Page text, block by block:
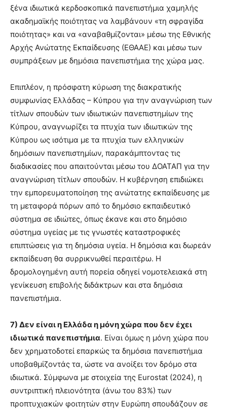
ξένα ιδιωτικά κερδοσκοπικά πανεπιστήμια χαμηλής
ακαδημαϊκής ποιότητας να λαμβάνουν «τη σφραγίδα
ποιότητας» και να «αναβαθμίζονται» μέσω της Εθνικής
Αρχής Ανώτατης Εκπαίδευσης (ΕΘΑΑΕ) και μέσω των
συμπράξεων με δημόσια πανεπιστήμια της χώρα μας.
Επιπλέον, η πρόσφατη κύρωση της διακρατικής
συμφωνίας Ελλάδας – Κύπρου για την αναγνώριση των
τίτλων σπουδών των ιδιωτικών πανεπιστημίων της
Κύπρου, αναγνωρίζει τα πτυχία των ιδιωτικών της
Κύπρου ως ισότιμα με τα πτυχία των ελληνικών
δημόσιων πανεπιστημίων, παρακάμπτοντας τις
διαδικασίες που απαιτούνται μέσω του ΔΟΑΤΑΠ για την
αναγνώριση τίτλων σπουδών. Η κυβέρνηση επιδιώκει
την εμπορευματοποίηση της ανώτατης εκπαίδευσης με
τη μεταφορά πόρων από το δημόσιο εκπαιδευτικό
σύστημα σε ιδιώτες, όπως έκανε και στο δημόσιο
σύστημα υγείας με τις γνωστές καταστροφικές
επιπτώσεις για τη δημόσια υγεία. Η δημόσια και δωρεάν
εκπαίδευση θα συρρικνωθεί περαιτέρω. Η
δρομολογημένη αυτή πορεία οδηγεί νομοτελειακά στη
γενίκευση επιβολής διδάκτρων και στα δημόσια
πανεπιστήμια.
7) Δεν είναι η Ελλάδα η μόνη χώρα που δεν έχει
ιδιωτικά πανεπιστήμια. Είναι όμως η μόνη χώρα που
δεν χρηματοδοτεί επαρκώς τα δημόσια πανεπιστήμια
υποβαθμίζοντάς τα, ώστε να ανοίξει τον δρόμο στα
ιδιωτικά. Σύμφωνα με στοιχεία της Eurostat (2024), η
συντριπτική πλειονότητα (άνω του 83%) των
προπτυχιακών φοιτητών στην Ευρώπη σπουδάζουν σε